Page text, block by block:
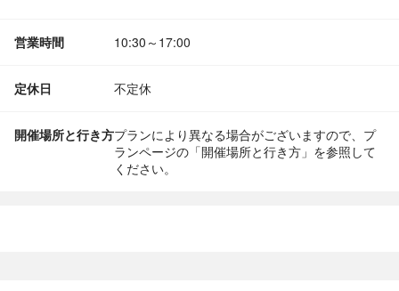
営業時間 10:30～17:00
定休日 不定休
開催場所と行き方プランにより異なる場合がございますので、プ
ランページの「開催場所と行き方」を参照して
ください。